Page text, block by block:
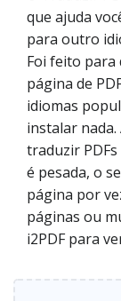
que ajuda
para outro
Foi feito para
página de
idiomas
instalar
traduzir PDFs
é pesada, o
página por
páginas ou
i2PDF para